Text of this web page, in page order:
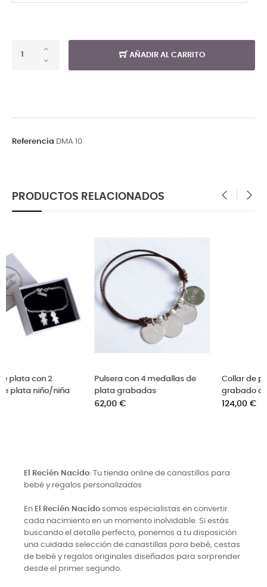
AÑADIR AL CARRITO
Referencia DMA 10
PRODUCTOS RELACIONADOS
de
Collar de plata con aro
grabado a mano
Pulsera aro de oro
El Recién Nacido: Tu tienda online de canastillas para
bebé y regalos personalizados
En El Recién Nacido somos especialistas en convertir
cada nacimiento en un momento inolvidable. Si estás
buscando el detalle perfecto, ponemos a tu disposición
una cuidada selección de canastillas para bebé, cestas
de bebé y regalos originales diseñados para sorprender
desde el primer segundo.